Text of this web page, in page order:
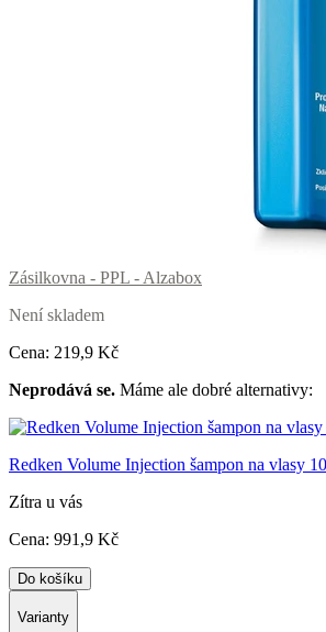
Zásilkovna - PPL - Alzabox
Není skladem
Cena: 219,9 Kč
Neprodává se. Máme ale dobré alternativy:
Redken Volume Injection šampon na vlasy
Zítra u vás
Cena: 991 ,9 Kč
Do košíku
Varianty